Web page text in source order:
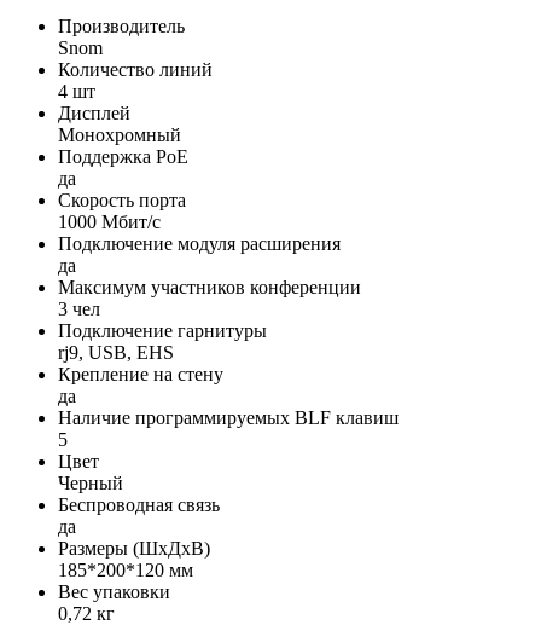
Производитель
Snom
Количество линий
4 шт
Дисплей
Монохромный
Поддержка PoE
да
Скорость порта
1000 Мбит/с
Подключение модуля расширения
да
Максимум участников конференции
3 чел
Подключение гарнитуры
rj9, USB, EHS
Крепление на стену
да
Наличие программируемых BLF клавиш
5
Цвет
Черный
Беспроводная связь
да
Размеры (ШxДxВ)
185*200*120 мм
Вес упаковки
0,72 кг